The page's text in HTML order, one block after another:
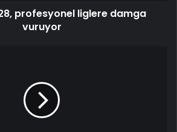
profesyonel liglere damga
vuruyor